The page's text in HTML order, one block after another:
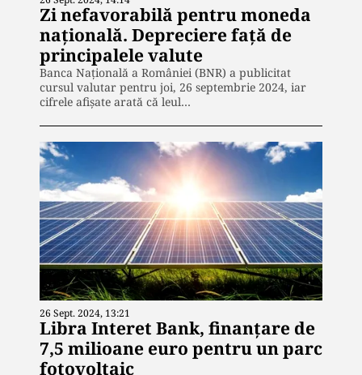
Zi nefavorabilă pentru moneda
națională. Depreciere față de
principalele valute
Banca Naţională a României (BNR) a publicitat
cursul valutar pentru joi, 26 septembrie 2024, iar
cifrele afişate arată că leul…
26 Sept. 2024, 13:21
Libra Interet Bank, finanțare de
7,5 milioane euro pentru un parc
fotovoltaic